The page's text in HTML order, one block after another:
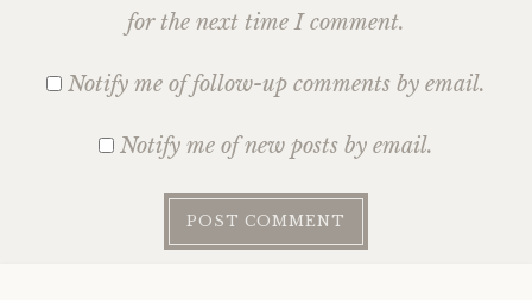
for the next time I comment.
Notify me of follow-up comments by email.
Notify me of new posts by email.